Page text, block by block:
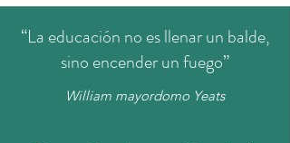
“La educación no es llenar un balde,
sino encender un fuego”
William mayordomo Yeats